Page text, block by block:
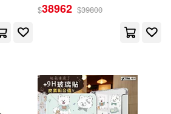
Sarah(25)
$38962 $39800